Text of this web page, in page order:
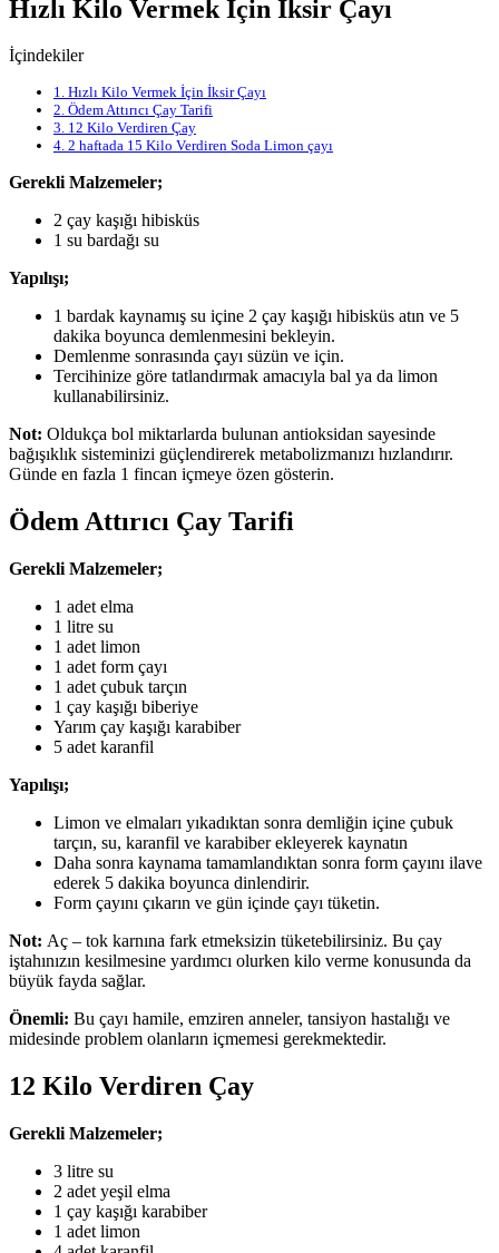
Hızlı Kilo Vermek İçin İksir Çayı
İçindekiler
1. Hızlı Kilo Vermek İçin İksir Çayı
2. Ödem Attırıcı Çay Tarifi
3. 12 Kilo Verdiren Çay
4. 2 haftada 15 Kilo Verdiren Soda Limon çayı
Gerekli Malzemeler;
2 çay kaşığı hibisküs
1 su bardağı su
Yapılışı;
1 bardak kaynamış su içine 2 çay kaşığı hibisküs atın ve 5
dakika boyunca demlenmesini bekleyin.
Demlenme sonrasında çayı süzün ve için.
Tercihinize göre tatlandırmak amacıyla bal ya da limon
kullanabilirsiniz.
Not: Oldukça bol miktarlarda bulunan antioksidan sayesinde
bağışıklık sisteminizi güçlendirerek metabolizmanızı hızlandırır.
Günde en fazla 1 fincan içmeye özen gösterin.
Ödem Attırıcı Çay Tarifi
Gerekli Malzemeler;
1 adet elma
1 litre su
1 adet limon
1 adet form çayı
1 adet çubuk tarçın
1 çay kaşığı biberiye
Yarım çay kaşığı karabiber
5 adet karanfil
Yapılışı;
Limon ve elmaları yıkadıktan sonra demliğin içine çubuk
tarçın, su, karanfil ve karabiber ekleyerek kaynatın
Daha sonra kaynama tamamlandıktan sonra form çayını ilave
ederek 5 dakika boyunca dinlendirir.
Form çayını çıkarın ve gün içinde çayı tüketin.
Not: Aç – tok karnına fark etmeksizin tüketebilirsiniz. Bu çay
iştahınızın kesilmesine yardımcı olurken kilo verme konusunda da
büyük fayda sağlar.
Önemli: Bu çayı hamile, emziren anneler, tansiyon hastalığı ve
midesinde problem olanların içmemesi gerekmektedir.
12 Kilo Verdiren Çay
Gerekli Malzemeler;
3 litre su
2 adet yeşil elma
1 çay kaşığı karabiber
1 adet limon